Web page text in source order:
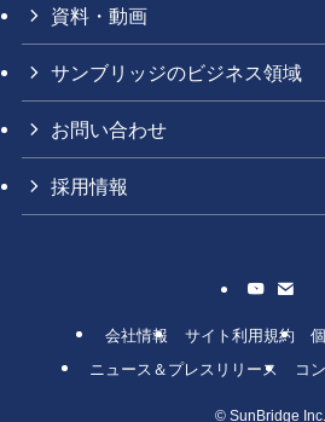
資料・動画
サンブリッジのビジネス領域
お問い合わせ
採用情報
会社情報 サイト利用規約
ニュース＆プレスリリース
コ
© SunBridge Inc.